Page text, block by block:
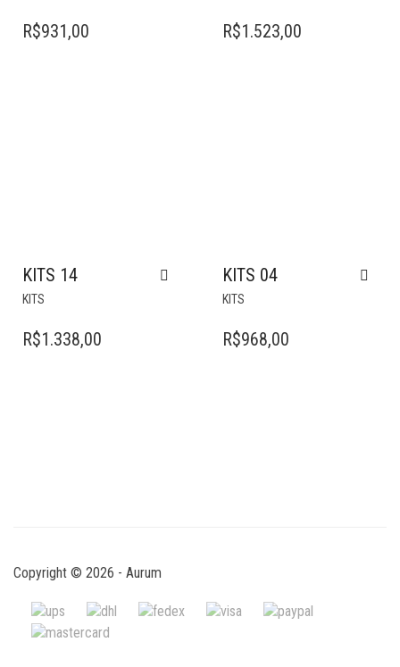
R$931,00 R$1.523,00
KITS 14
KITS
R$1.338,00
KITS 04
KITS
R$968,00
Copyright © 2026 - Aurum